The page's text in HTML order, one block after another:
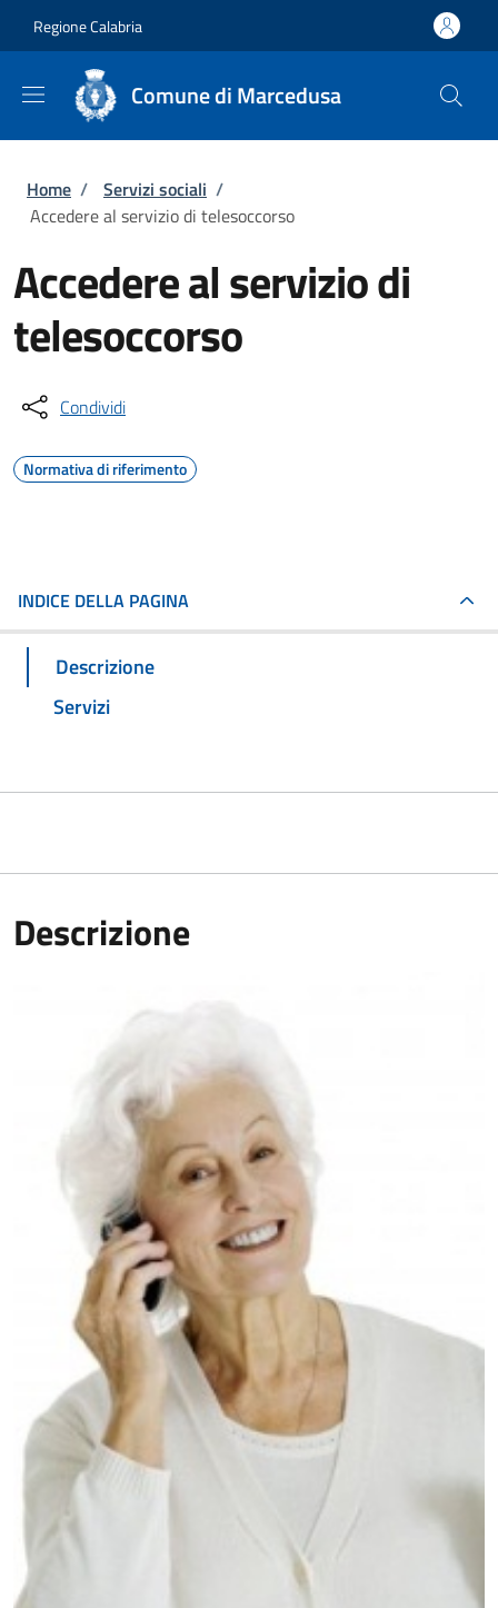
Regione Calabria
Comune di Marcedusa
Briciole di pane
Home / Servizi sociali /
Accedere al servizio di telesoccorso
Accedere al servizio di
telesoccorso
Condividi
Normativa di riferimento
INDICE DELLA PAGINA
Descrizione
Servizi
Descrizione